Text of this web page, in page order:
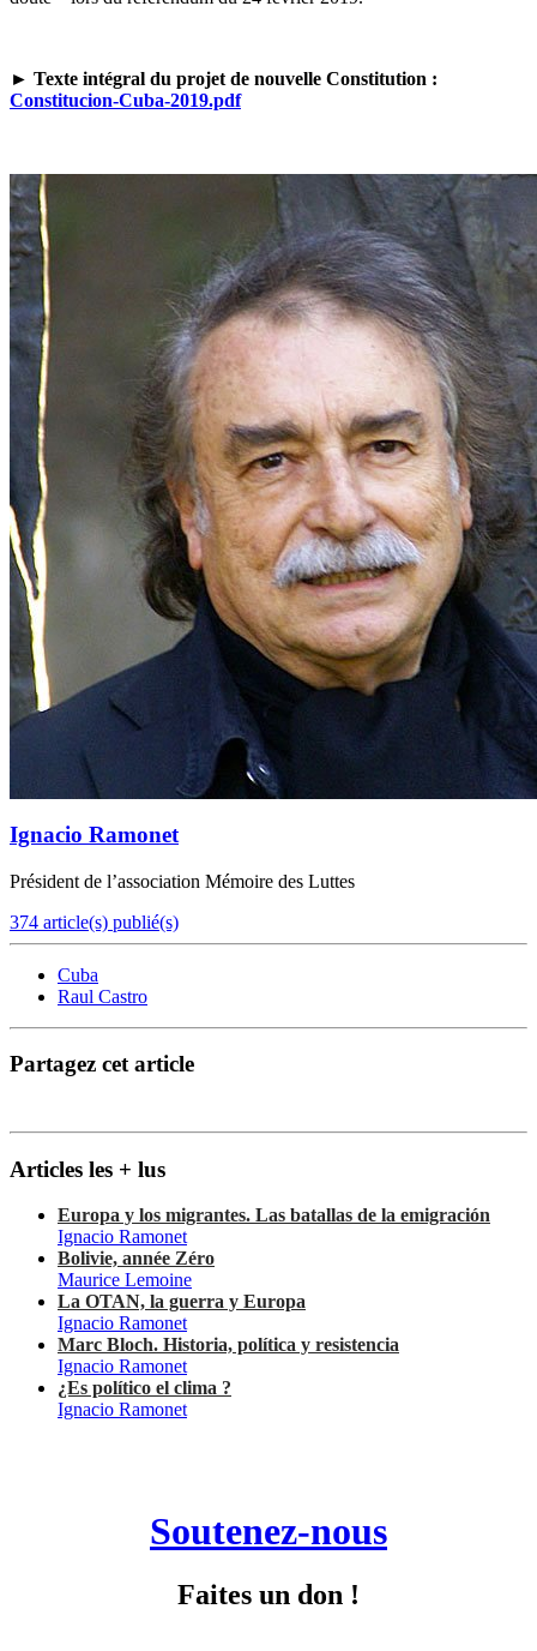
► Texte intégral du projet de nouvelle Constitution :
Constitucion-Cuba-2019.pdf
Ignacio Ramonet
Président de l’association Mémoire des Luttes
374 article(s) publié(s)
Cuba
Raul Castro
Partagez cet article
Articles les + lus
Europa y los migrantes. Las batallas de la emigración
Ignacio Ramonet
Bolivie, année Zéro
Maurice Lemoine
La OTAN, la guerra y Europa
Ignacio Ramonet
Marc Bloch. Historia, política y resistencia
Ignacio Ramonet
¿Es político el clima ?
Ignacio Ramonet
Soutenez-nous
Faites un don !